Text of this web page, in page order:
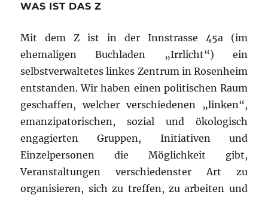
WAS IST DAS Z
Mit dem Z ist in der Innstrasse 45a (im
ehemaligen Buchladen „Irrlicht“) ein
selbstverwaltetes linkes Zentrum in Rosenheim
entstanden. Wir haben einen politischen Raum
geschaffen, welcher verschiedenen „linken“,
emanzipatorischen, sozial und ökologisch
engagierten Gruppen, Initiativen und
Einzelpersonen die Möglichkeit gibt,
Veranstaltungen verschiedenster Art zu
organisieren, sich zu treffen, zu arbeiten und